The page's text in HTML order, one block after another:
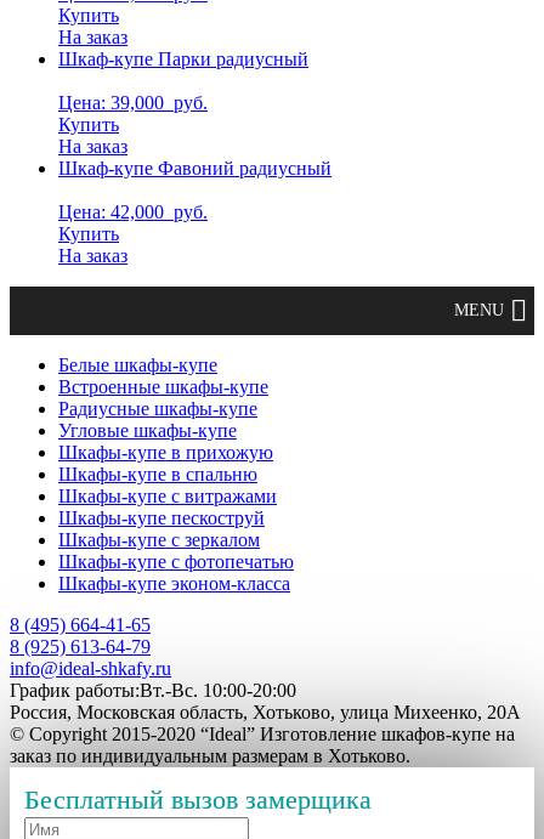
Купить
На заказ
Шкаф-купе Парки радиусный
Цена: 39,000 руб.
Купить
На заказ
Шкаф-купе Фавоний радиусный
Цена: 42,000 руб.
Купить
На заказ
Белые шкафы-купе
Встроенные шкафы-купе
Радиусные шкафы-купе
Угловые шкафы-купе
Шкафы-купе в прихожую
Шкафы-купе в спальню
Шкафы-купе с витражами
Шкафы-купе пескоструй
Шкафы-купе с зеркалом
Шкафы-купе с фотопечатью
Шкафы-купе эконом-класса
8 (495) 664-41-65
8 (925) 613-64-79
info@ideal-shkafy.ru
График работы:Вт.-Вс. 10:00-20:00
Россия, Московская область, Хотьково, улица Михеенко, 20А
© Copyright 2015-2020 “Ideal” Изготовление шкафов-купе на
заказ по индивидуальным размерам в Хотьково.
Бесплатный вызов замерщика